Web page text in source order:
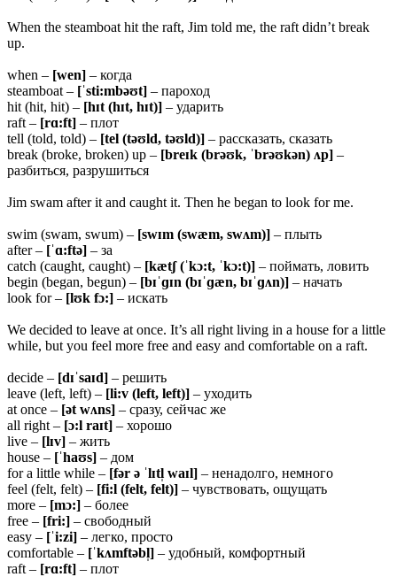
When the steamboat hit the raft, Jim told me, the raft didn’t break
up.
when – [wen] – когда
steamboat – [ˈsti:mbəʊt] – пароход
hit (hit, hit) – [hɪt (hɪt, hɪt)] – ударить
raft – [rɑ:ft] – плот
tell (told, told) – [tel (təʊld, təʊld)] – рассказать, сказать
break (broke, broken) up – [breɪk (brəʊk, ˈbrəʊkən) ʌp] –
разбиться, разрушиться
Jim swam after it and caught it. Then he began to look for me.
swim (swam, swum) – [swɪm (swæm, swʌm)] – плыть
after – [ˈɑ:ftə] – за
catch (caught, caught) – [kætʃ (ˈkɔ:t, ˈkɔ:t)] – поймать, ловить
begin (began, begun) – [bɪˈɡɪn (bɪˈɡæn, bɪˈɡʌn)] – начать
look for – [lʊk fɔ:] – искать
We decided to leave at once. It’s all right living in a house for a little
while, but you feel more free and easy and comfortable on a raft.
decide – [dɪˈsaɪd] – решить
leave (left, left) – [li:v (left, left)] – уходить
at once – [ət wʌns] – сразу, сейчас же
all right – [ɔ:l raɪt] – хорошо
live – [lɪv] – жить
house – [ˈhaʊs] – дом
for a little while – [fər ə ˈlɪtl̩ waɪl] – ненадолго, немного
feel (felt, felt) – [fi:l (felt, felt)] – чувствовать, ощущать
more – [mɔ:] – более
free – [fri:] – свободный
easy – [ˈi:zi] – легко, просто
comfortable – [ˈkʌmftəbl̩] – удобный, комфортный
raft – [rɑ:ft] – плот